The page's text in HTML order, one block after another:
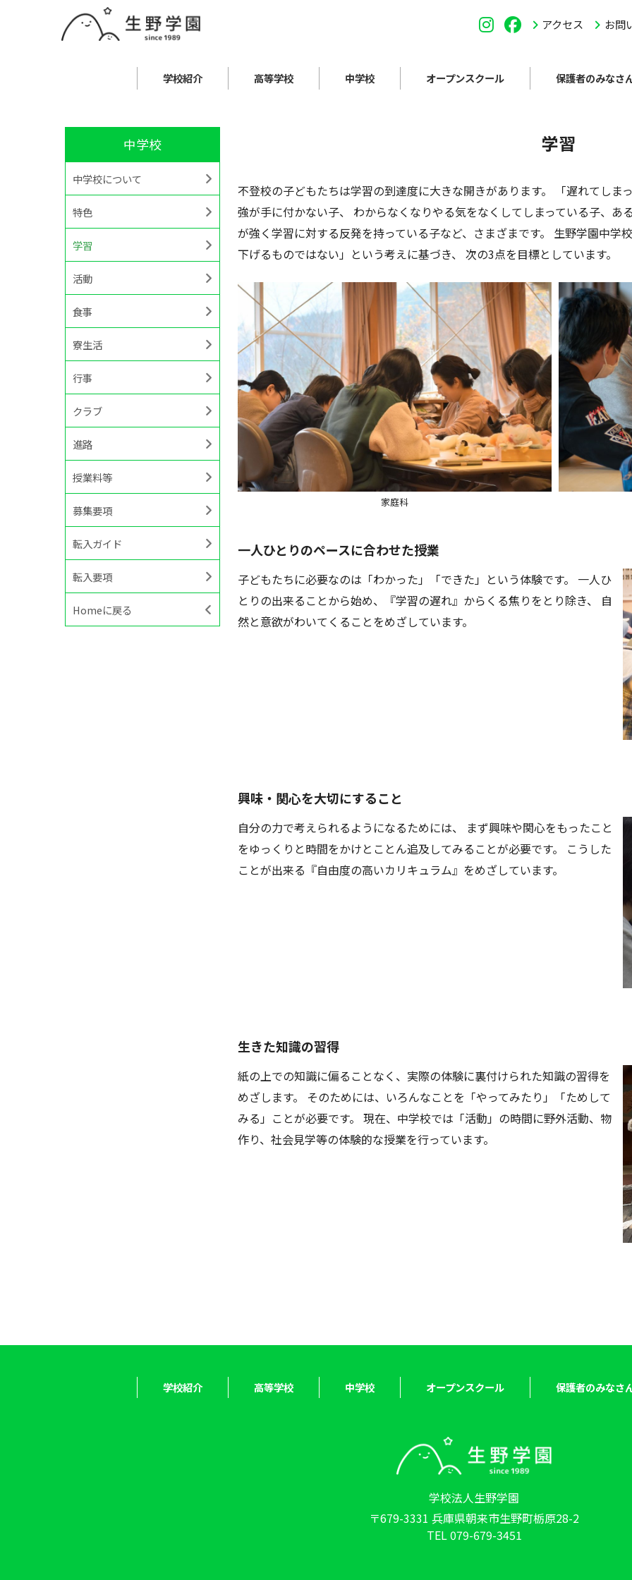
アクセス お問
学校紹介 高等学校 中学校 オープンスクール 保護者のみなさ
中学校
中学校について
特色
学習
活動
食事
寮生活
行事
クラブ
進路
授業料等
募集要項
転入ガイド
転入要項
Homeに戻る
学習
不登校の子どもたちは学習の到達度に大きな開きがあります。 「遅れてしま
強が手に付かない子、 わからなくなりやる気をなくしてしまっている子、あ
が強く学習に対する反発を持っている子など、さまざまです。 生野学園中学
下げるものではない」という考えに基づき、 次の3点を目標としています。
家庭科
一人ひとりのペースに合わせた授業
子どもたちに必要なのは「わかった」「できた」という体験です。 一人ひ
とりの出来ることから始め、『学習の遅れ』からくる焦りをとり除き、 自
然と意欲がわいてくることをめざしています。
興味・関心を大切にすること
自分の力で考えられるようになるためには、 まず興味や関心をもったこと
をゆっくりと時間をかけとことん追及してみることが必要です。 こうした
ことが出来る『自由度の高いカリキュラム』をめざしています。
生きた知識の習得
紙の上での知識に偏ることなく、実際の体験に裏付けられた知識の習得を
めざします。 そのためには、いろんなことを「やってみたり」「ためして
みる」ことが必要です。 現在、中学校では「活動」の時間に野外活動、物
作り、社会見学等の体験的な授業を行っています。
学校紹介 高等学校 中学校 オープンスクール 保護者のみなさ
学校法人生野学園
〒679-3331 兵庫県朝来市生野町栃原28-2
TEL 079-679-3451